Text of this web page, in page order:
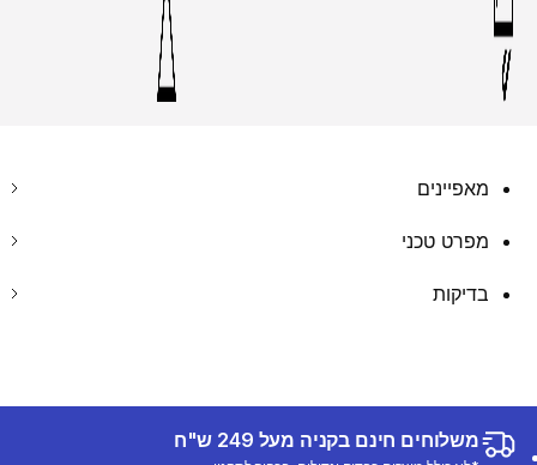
מאפיינים
מפרט טכני
בדיקות
משלוחים חינם בקניה מעל 249 ש"ח